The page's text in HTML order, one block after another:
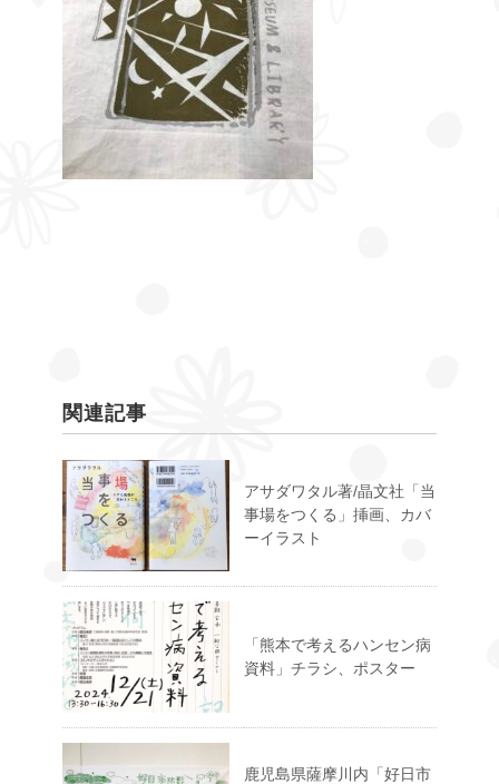
関連記事
アサダワタル著/晶文社「当
事場をつくる」挿画、カバ
ーイラスト
「熊本で考えるハンセン病
資料」チラシ、ポスター
鹿児島県薩摩川内「好日市